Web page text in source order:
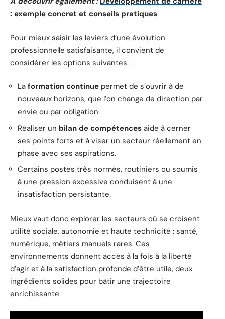
: exemple concret et conseils pratiques
Pour mieux saisir les leviers d’une évolution
professionnelle satisfaisante, il convient de
considérer les options suivantes :
La formation continue permet de s’ouvrir à de
nouveaux horizons, que l’on change de direction par
envie ou par obligation.
Réaliser un bilan de compétences aide à cerner
ses points forts et à viser un secteur réellement en
phase avec ses aspirations.
Certains postes très normés, routiniers ou soumis
à une pression excessive conduisent à une
insatisfaction persistante.
Mieux vaut donc explorer les secteurs où se croisent
utilité sociale, autonomie et haute technicité : santé,
numérique, métiers manuels rares. Ces
environnements donnent accès à la fois à la liberté
d’agir et à la satisfaction profonde d’être utile, deux
ingrédients solides pour bâtir une trajectoire
enrichissante.